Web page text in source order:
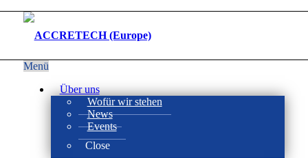
Menü
Über uns
Wofür wir stehen
News
Events
Close